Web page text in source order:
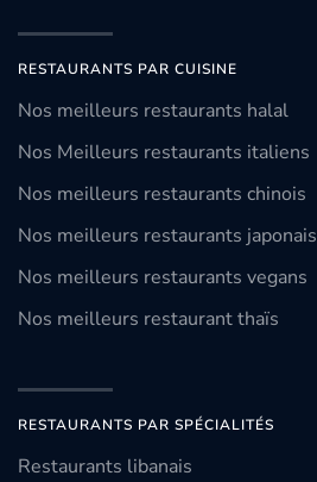
RESTAURANTS PAR CUISINE
Nos meilleurs restaurants halal
Nos Meilleurs restaurants italiens
Nos meilleurs restaurants chinois
Nos meilleurs restaurants japonais
Nos meilleurs restaurants vegans
Nos meilleurs restaurant thaïs
RESTAURANTS PAR SPÉCIALITÉS
Restaurants libanais